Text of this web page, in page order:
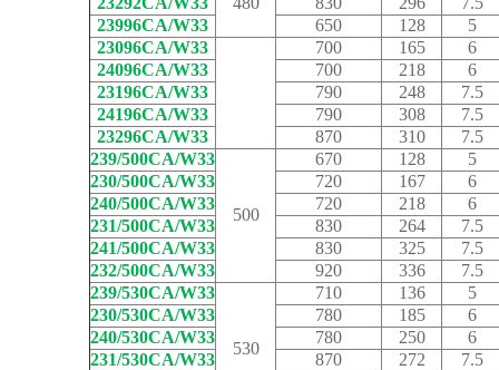
23996CA/W33
650 128
5
23096CA/W33
700 165
6
24096CA/W33
700 218
6
23196CA/W33
790 248
7.5
24196CA/W33
790 308
7.5
23296CA/W33
870 310
7.5
239/500CA/W33
500
670 128
5
230/500CA/W33
720 167
6
240/500CA/W33
720 218
6
231/500CA/W33
830 264
7.5
241/500CA/W33
830 325
7.5
232/500CA/W33
920 336
7.5
239/530CA/W33
530
710 136
5
230/530CA/W33
780 185
6
240/530CA/W33
780 250
6
231/530CA/W33
870 272
7.5